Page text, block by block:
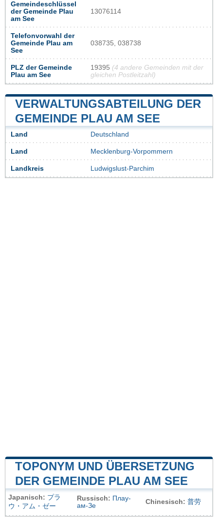
Gemeindeschlüssel
der Gemeinde Plau
am See
13076114
Telefonvorwahl der
Gemeinde Plau am
See
038735, 038738
PLZ der Gemeinde
Plau am See
19395 (4 andere Gemeinden mit der
gleichen Postleitzahl)
VERWALTUNGSABTEILUNG DER
GEMEINDE PLAU AM SEE
Land Deutschland
Land Mecklenburg-Vorpommern
Landkreis Ludwigslust-Parchim
TOPONYM UND ÜBERSETZUNG
DER GEMEINDE PLAU AM SEE
Japanisch: プラ
ウ・アム・ゼー
Russisch: Плау-
ам-Зе
Chinesisch: 普劳